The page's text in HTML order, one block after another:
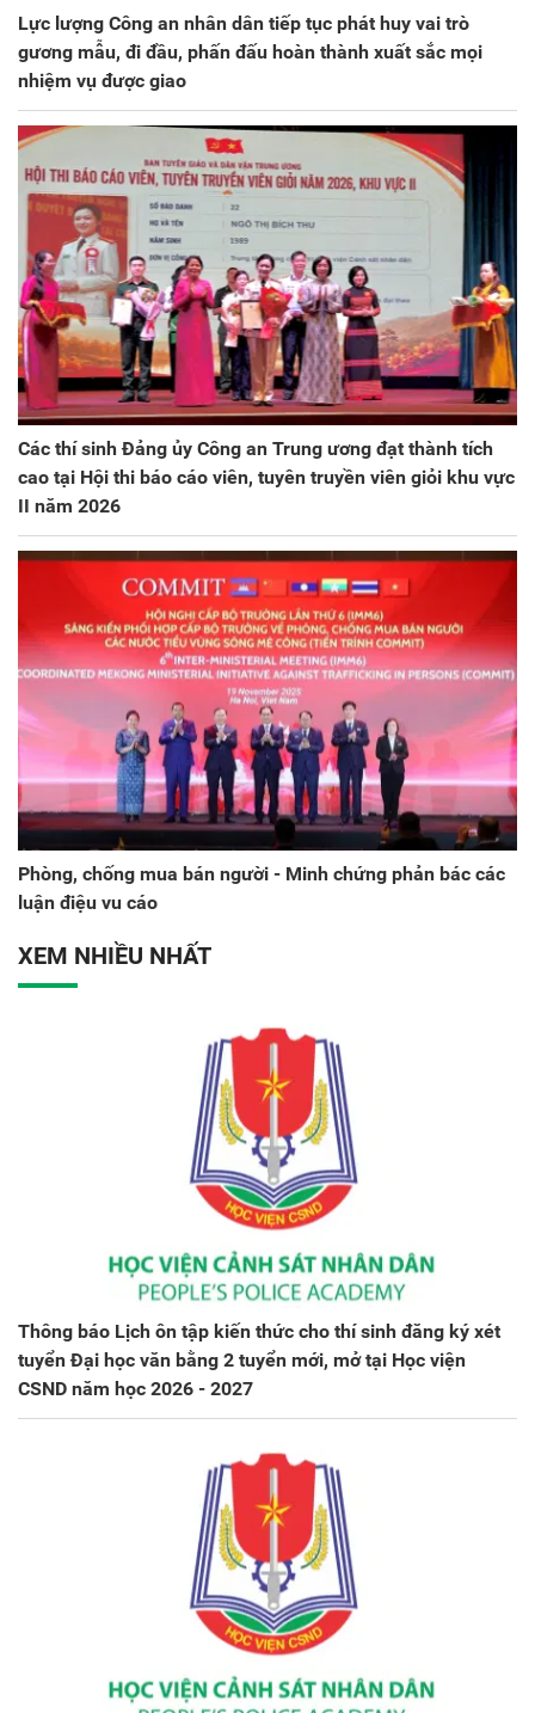
Lực lượng Công an nhân dân tiếp tục phát huy vai trò
gương mẫu, đi đầu, phấn đấu hoàn thành xuất sắc mọi
nhiệm vụ được giao
Các thí sinh Đảng ủy Công an Trung ương đạt thành tích
cao tại Hội thi báo cáo viên, tuyên truyền viên giỏi khu vực
II năm 2026
Phòng, chống mua bán người - Minh chứng phản bác các
luận điệu vu cáo
XEM NHIỀU NHẤT
Thông báo Lịch ôn tập kiến thức cho thí sinh đăng ký xét
tuyển Đại học văn bằng 2 tuyển mới, mở tại Học viện
CSND năm học 2026 - 2027